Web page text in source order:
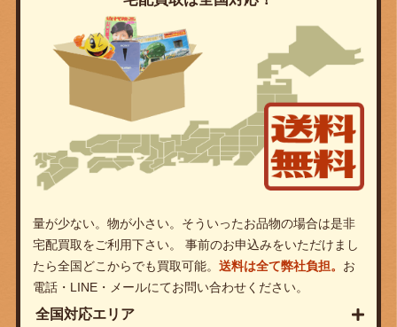
量が少ない。物が小さい。そういったお品物の場合は是非
宅配買取をご利用下さい。 事前のお申込みをいただけまし
たら全国どこからでも買取可能。 送料は全て弊社負担。 お
電話・LINE・メールにてお問い合わせください。
全国対応エリア